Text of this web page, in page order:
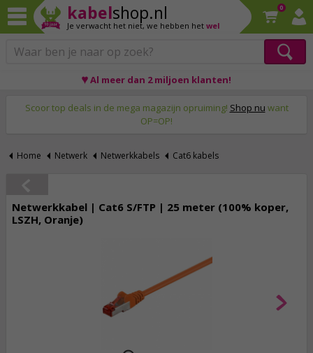
kabelshop.nl
Je verwacht het niet, we hebben het wel
0
♥ Al meer dan 2 miljoen klanten!
Scoor top deals in de mega magazijn opruiming! Shop nu want
OP=OP!
Home Netwerk Netwerkkabels Cat6 kabels
Netwerkkabel | Cat6 S/FTP | 25 meter (100% koper,
LSZH, Oranje)